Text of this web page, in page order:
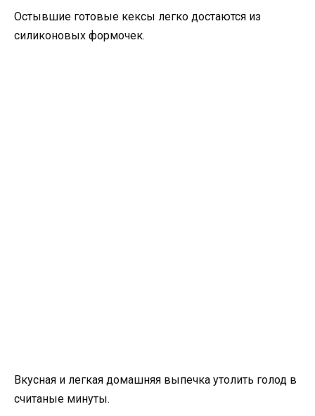
Остывшие готовые кексы легко достаются из
силиконовых формочек.
Вкусная и легкая домашняя выпечка утолить голод в
считаные минуты.